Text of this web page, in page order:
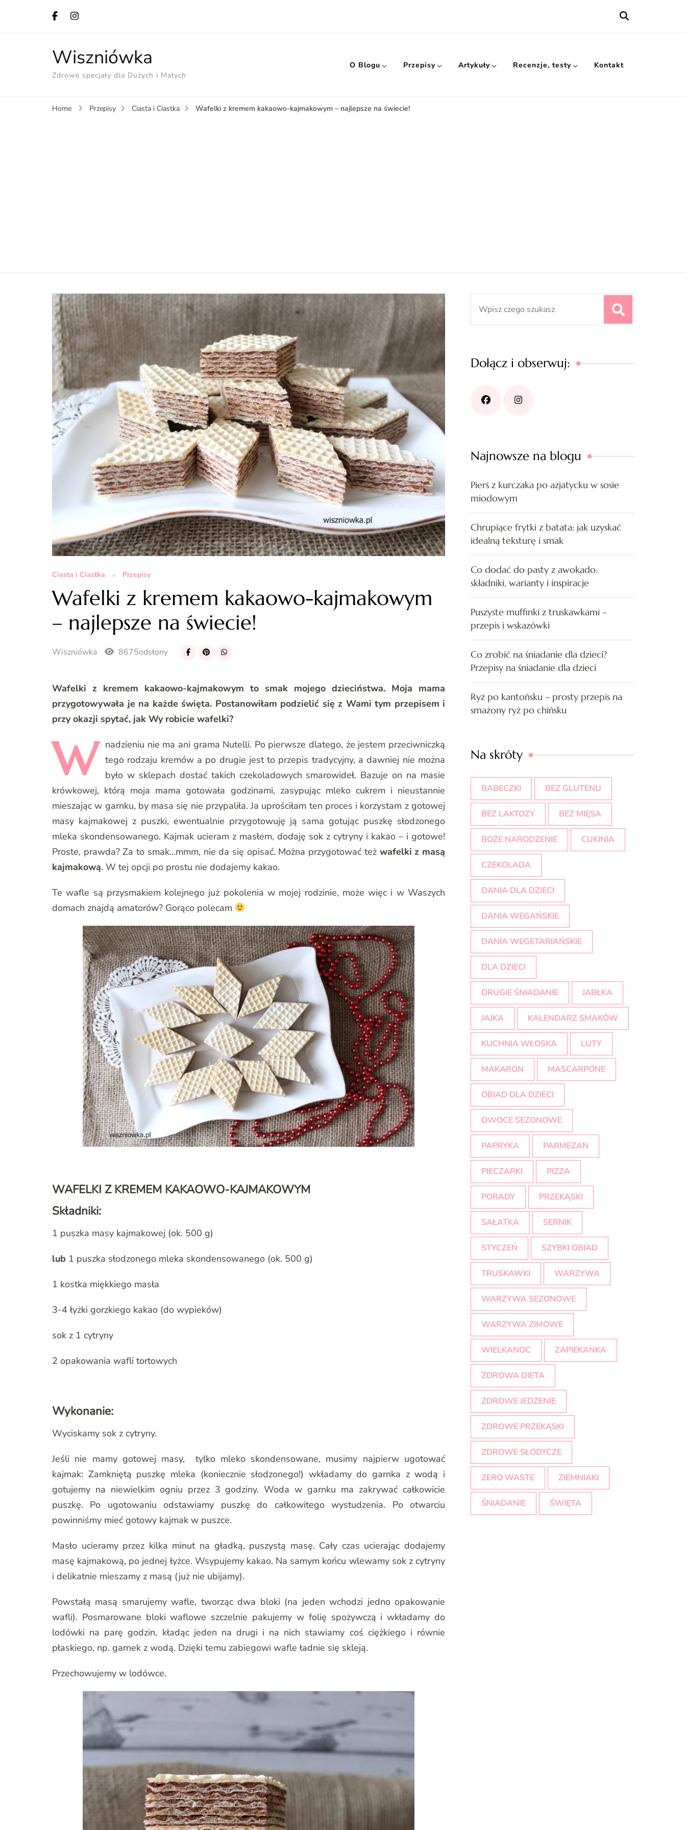
Wiszniówka
Zdrowe specjały dla Dużych i Małych
O Blogu Przepisy Artykuły Recenzje, testy Kontakt
Home Przepisy Ciasta i Ciastka Wafelki z kremem kakaowo-kajmakowym – najlepsze na świecie!
Ciasta i Ciastka Przepisy
Wafelki z kremem kakaowo-kajmakowym
– najlepsze na świecie!
Wiszniówka 8675odsłony
Wafelki z kremem kakaowo-kajmakowym to smak mojego dzieciństwa. Moja mama
przygotowywała je na każde święta. Postanowiłam podzielić się z Wami tym przepisem i
przy okazji spytać, jak Wy robicie wafelki?
W
nadzieniu nie ma ani grama Nutelli. Po pierwsze dlatego, że jestem przeciwniczką
tego rodzaju kremów a po drugie jest to przepis tradycyjny, a dawniej nie można
było w sklepach dostać takich czekoladowych smarowideł. Bazuje on na masie
krówkowej, którą moja mama gotowała godzinami, zasypując mleko cukrem i nieustannie
mieszając w garnku, by masa się nie przypaliła. Ja uprościłam ten proces i korzystam z gotowej
masy kajmakowej z puszki, ewentualnie przygotowuję ją sama gotując puszkę słodzonego
mleka skondensowanego. Kajmak ucieram z masłem, dodaję sok z cytryny i kakao – i gotowe!
Proste, prawda? Za to smak…mmm, nie da się opisać. Można przygotować też wafelki z masą
kajmakową. W tej opcji po prostu nie dodajemy kakao.
Te wafle są przysmakiem kolejnego już pokolenia w mojej rodzinie, może więc i w Waszych
domach znajdą amatorów? Gorąco polecam
WAFELKI Z KREMEM KAKAOWO-KAJMAKOWYM
Składniki:
1 puszka masy kajmakowej (ok. 500 g)
lub 1 puszka słodzonego mleka skondensowanego (ok. 500 g)
1 kostka miękkiego masła
3-4 łyżki gorzkiego kakao (do wypieków)
sok z 1 cytryny
2 opakowania wafli tortowych
Wykonanie:
Wyciskamy sok z cytryny.
Jeśli nie mamy gotowej masy, tylko mleko skondensowane, musimy najpierw ugotować
kajmak: Zamkniętą puszkę mleka (koniecznie słodzonego!) wkładamy do garnka z wodą i
gotujemy na niewielkim ogniu przez 3 godziny. Woda w garnku ma zakrywać całkowicie
puszkę. Po ugotowaniu odstawiamy puszkę do całkowitego wystudzenia. Po otwarciu
powinniśmy mieć gotowy kajmak w puszce.
Masło ucieramy przez kilka minut na gładką, puszystą masę. Cały czas ucierając dodajemy
masę kajmakową, po jednej łyżce. Wsypujemy kakao. Na samym końcu wlewamy sok z cytryny
i delikatnie mieszamy z masą (już nie ubijamy).
Powstałą masą smarujemy wafle, tworząc dwa bloki (na jeden wchodzi jedno opakowanie
wafli). Posmarowane bloki waflowe szczelnie pakujemy w folię spożywczą i wkładamy do
lodówki na parę godzin, kładąc jeden na drugi i na nich stawiamy coś ciężkiego i równie
płaskiego, np. garnek z wodą. Dzięki temu zabiegowi wafle ładnie się skleją.
Przechowujemy w lodówce.
Dołącz i obserwuj:
Najnowsze na blogu
Pierś z kurczaka po azjatycku w sosie
miodowym
Chrupiące frytki z batata: jak uzyskać
idealną teksturę i smak
Co dodać do pasty z awokado:
składniki, warianty i inspiracje
Puszyste muffinki z truskawkami –
przepis i wskazówki
Co zrobić na śniadanie dla dzieci?
Przepisy na śniadanie dla dzieci
Ryż po kantońsku – prosty przepis na
smażony ryż po chińsku
Na skróty
BABECZKI BEZ GLUTENU
BEZ LAKTOZY BEZ MIĘSA
BOŻE NARODZENIE CUKINIA
CZEKOLADA
DANIA DLA DZIECI
DANIA WEGAŃSKIE
DANIA WEGETARIAŃSKIE
DLA DZIECI
DRUGIE ŚNIADANIE JABŁKA
JAJKA KALENDARZ SMAKÓW
KUCHNIA WŁOSKA LUTY
MAKARON MASCARPONE
OBIAD DLA DZIECI
OWOCE SEZONOWE
PAPRYKA PARMEZAN
PIECZARKI PIZZA
PORADY PRZEKĄSKI
SAŁATKA SERNIK
STYCZEŃ SZYBKI OBIAD
TRUSKAWKI WARZYWA
WARZYWA SEZONOWE
WARZYWA ZIMOWE
WIELKANOC ZAPIEKANKA
ZDROWA DIETA
ZDROWE JEDZENIE
ZDROWE PRZEKĄSKI
ZDROWE SŁODYCZE
ZERO WASTE ZIEMNIAKI
ŚNIADANIE ŚWIĘTA